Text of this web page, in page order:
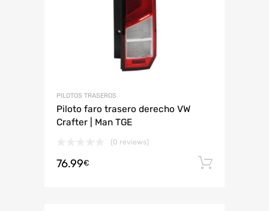
PILOTOS TRASEROS
Piloto faro trasero derecho VW
Crafter | Man TGE
(0 reviews)
76.99€